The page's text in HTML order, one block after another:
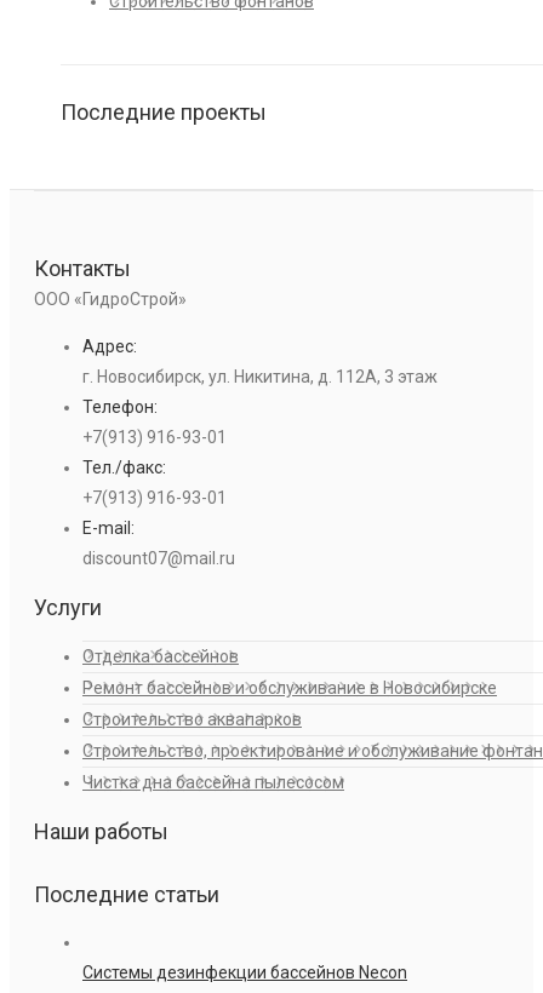
Последние проекты
Контакты
ООО «ГидроСтрой»
Адрес:
г. Новосибирск, ул. Никитина, д. 112А, 3 этаж
Телефон:
+7(913) 916-93-01
Тел./факс:
+7(913) 916-93-01
E-mail:
discount07@mail.ru
Услуги
Отделка бассейнов
Ремонт бассейнов и обслуживание в Новосибирске
Строительство аквапарков
Строительство, проектирование и обслуживание
Чистка дна бассейна пылесосом
Наши работы
Последние статьи
Системы дезинфекции бассейнов Necon